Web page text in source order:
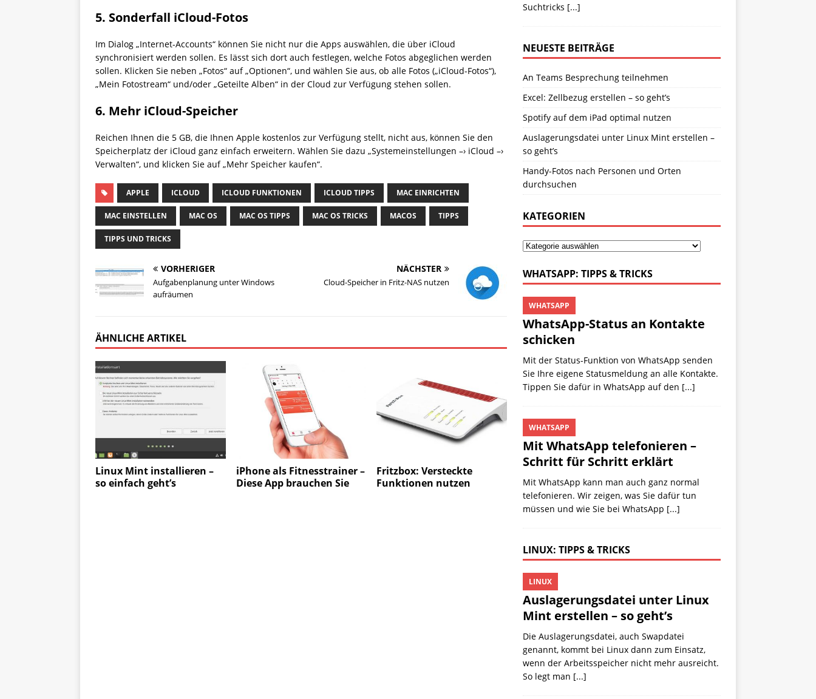
5. Sonderfall iCloud-Fotos
Im Dialog „Internet-Accounts“ können Sie nicht nur die Apps auswählen, die über iCloud
synchronisiert werden sollen. Es lässt sich dort auch festlegen, welche Fotos abgeglichen werden
sollen. Klicken Sie neben „Fotos“ auf „Optionen“, und wählen Sie aus, ob alle Fotos („iCloud-Fotos“),
„Mein Fotostream“ und/oder „Geteilte Alben“ in der Cloud zur Verfügung stehen sollen.
6. Mehr iCloud-Speicher
Reichen Ihnen die 5 GB, die Ihnen Apple kostenlos zur Verfügung stellt, nicht aus, können Sie den
Speicherplatz der iCloud ganz einfach erweitern. Wählen Sie dazu „Systemeinstellungen –› iCloud –›
Verwalten“, und klicken Sie auf „Mehr Speicher kaufen“.
APPLE ICLOUD ICLOUD FUNKTIONEN ICLOUD TIPPS MAC EINRICHTEN
MAC EINSTELLEN MAC OS MAC OS TIPPS MAC OS TRICKS MACOS TIPPS
TIPPS UND TRICKS
VORHERIGER
Aufgabenplanung unter Windows
aufräumen
NÄCHSTER
Cloud-Speicher in Fritz-NAS nutzen
ÄHNLICHE ARTIKEL
Linux Mint installieren –
so einfach geht’s
iPhone als Fitnesstrainer –
Diese App brauchen Sie
Fritzbox: Versteckte
Funktionen nutzen
Suchtricks [...]
NEUESTE BEITRÄGE
An Teams Besprechung teilnehmen
Excel: Zellbezug erstellen – so geht’s
Spotify auf dem iPad optimal nutzen
Auslagerungsdatei unter Linux Mint erstellen –
so geht’s
Handy-Fotos nach Personen und Orten
durchsuchen
KATEGORIEN
WHATSAPP: TIPPS & TRICKS
WhatsApp-Status an Kontakte
schicken
WHATSAPP
Mit der Status-Funktion von WhatsApp senden
Sie Ihre eigene Statusmeldung an alle Kontakte.
Tippen Sie dafür in WhatsApp auf den [...]
Mit WhatsApp telefonieren –
Schritt für Schritt erklärt
WHATSAPP
Mit WhatsApp kann man auch ganz normal
telefonieren. Wir zeigen, was Sie dafür tun
müssen und wie Sie bei WhatsApp [...]
LINUX: TIPPS & TRICKS
Auslagerungsdatei unter Linux
Mint erstellen – so geht’s
LINUX
Die Auslagerungsdatei, auch Swapdatei
genannt, kommt bei Linux dann zum Einsatz,
wenn der Arbeitsspeicher nicht mehr ausreicht.
So legt man [...]